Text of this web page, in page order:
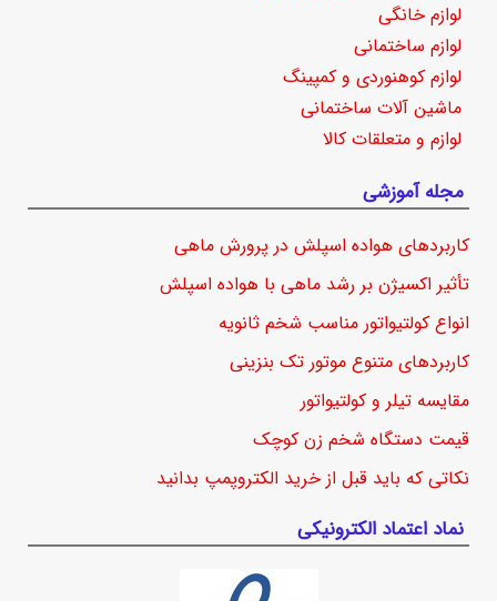
لوازم خانگی
لوازم ساختمانی
لوازم کوهنوردی و کمپینگ
ماشین آلات ساختمانی
لوازم و متعلقات کالا
مجله آموزشی
کاربردهای هواده اسپلش در پرورش ماهی
تأثیر اکسیژن بر رشد ماهی با هواده اسپلش
انواع کولتیواتور مناسب شخم ثانویه
کاربردهای متنوع موتور تک بنزینی
مقایسه تیلر و کولتیواتور
قیمت دستگاه شخم زن کوچک
نکاتی که باید قبل از خرید الکتروپمپ بدانید
نماد اعتماد الکترونیکی